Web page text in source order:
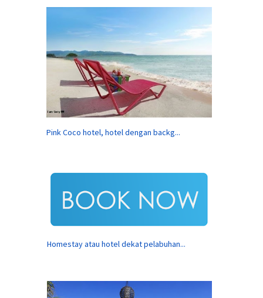
Pink Coco hotel, hotel dengan backg...
Homestay atau hotel dekat pelabuhan...